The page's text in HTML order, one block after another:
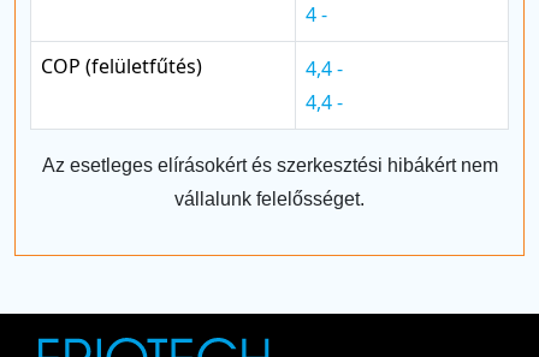
4 -
COP (felületfűtés)
4,4 -
4,4 -
Az esetleges elírásokért és szerkesztési hibákért nem
vállalunk felelősséget.